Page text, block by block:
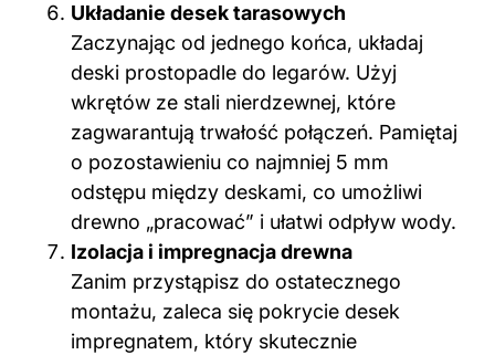
Układanie desek tarasowych
Zaczynając od jednego końca, układaj
deski prostopadle do legarów. Użyj
wkrętów ze stali nierdzewnej, które
zagwarantują trwałość połączeń. Pamiętaj
o pozostawieniu co najmniej 5 mm
odstępu między deskami, co umożliwi
drewno „pracować” i ułatwi odpływ wody.
Izolacja i impregnacja drewna
Zanim przystąpisz do ostatecznego
montażu, zaleca się pokrycie desek
impregnatem, który skutecznie